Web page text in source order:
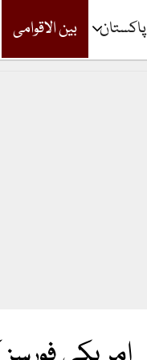
پاکستان بین الاقوامی